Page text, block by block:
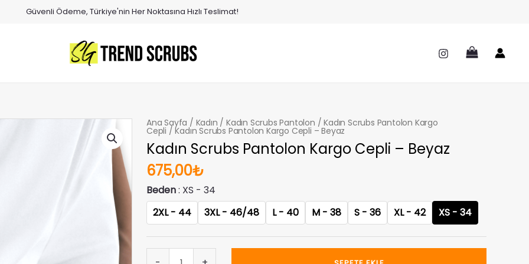
Güvenli Ödeme, Türkiye'nin Her Noktasına Hızlı Teslimat!
Ana Sayfa / Kadın /Kadın Scrubs Pantolon /Kadın Scrubs Pantolon Kargo
Cepli / Kadın Scrubs Pantolon Kargo Cepli – Beyaz
Kadın Scrubs Pantolon Kargo Cepli – Beyaz
675,00₺
Beden XS - 34
2XL - 44
3XL - 46/48 L - 40 M - 38 S - 36 XL - 42 XS - 34